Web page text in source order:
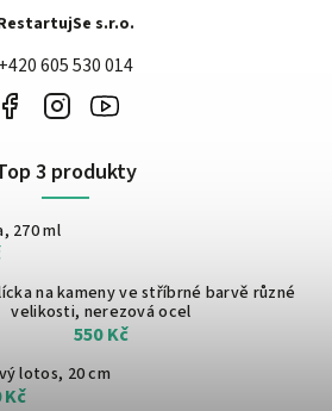
s.r.o.
+420 605 530 014
3 produkty
270 ml
na kameny ve stříbrné barvě různé
velikosti, nerezová ocel
550 Kč
lotos, 20 cm
Kč